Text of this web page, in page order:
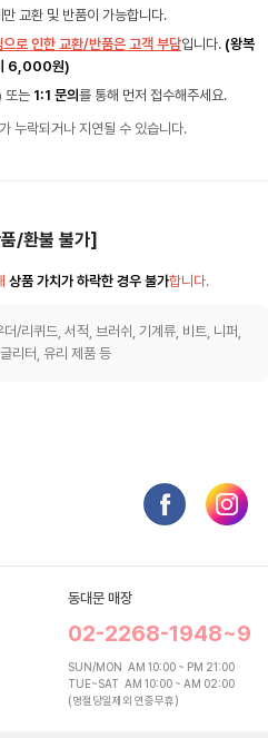
만 교환 및 반품이 가능합니다.
으로 인한 교환/반품은 고객 부담입니다. (왕복
6,000원)
또는 1:1 문의 를 통해 먼저 접수해주세요.
누락되거나 지연될 수 있습니다.
/환불 불가]
상품 가치가 하락한 경우 불가합니다.
/리퀴드, 서적, 브러쉬, 기계류, 비트, 니퍼,
리터, 유리 제품 등
동대문 매장
02-2268-1948~9
SUN/MON AM 10:00 ~ PM 21:00
TUE~SAT AM 10:00 ~ AM 02:00
(명절당일제외 연중무휴)